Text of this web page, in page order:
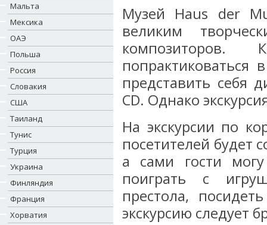
Мальта
Мексика
ОАЭ
Польша
Россия
Словакия
США
Таиланд
Тунис
Турция
Украина
Финляндия
Франция
Хорватия
Музей Hаus der
великим
представить себя
CD. Однако
На экскурсии по
посетителей
а сами гости
поиграть с
престола,
экскурсию следует